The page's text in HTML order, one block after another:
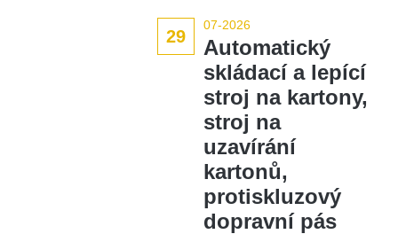
29
07-2026
Automatický
skládací a lepící
stroj na kartony,
stroj na
uzavírání
kartonů,
protiskluzový
dopravní pás